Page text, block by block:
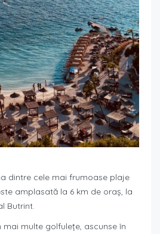
dintre cele mai frumoase plaje
amplasată la 6 km de oraș, la
Butrint.
multe golfulețe, ascunse în